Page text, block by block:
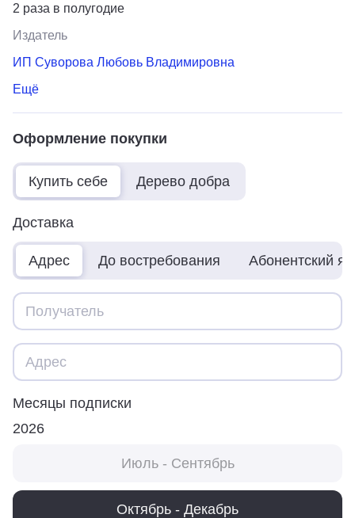
2 раза в полугодие
Издатель
ИП Суворова Любовь Владимировна
Ещё
Оформление покупки
Купить себе Дерево добра
Доставка
Адрес До востребования Абонентский
Месяцы подписки
2026
Июль - Сентябрь
Октябрь - Декабрь